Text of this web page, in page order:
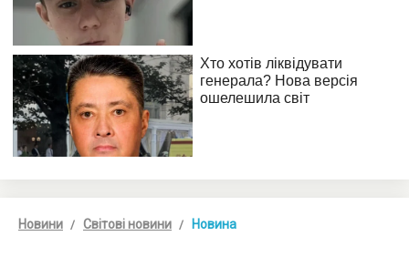
Новини Світові новини Новина